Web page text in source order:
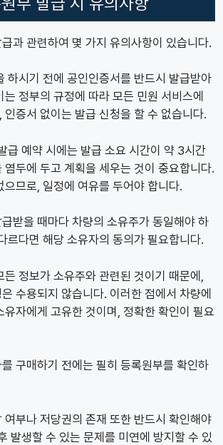
과 관련하여 몇 가지 유의사항이 있습니다.
하시기 전에 공인인증서를 반드시 발급받아
정부의 규정에 따라 모든 민원 서비스에
인증서 없이는 발급 신청을 할 수 없습니다.
급 예약 시에는 발급 소요 시간이 약 3시간
염두에 두고 계획을 세우는 것이 중요합니다.
으므로, 일정에 여유를 두어야 합니다.
받을 때마다 차량의 소유주가 동일해야 하
르다면 해당 소유자의 동의가 필요합니다.
정보가 소유주와 관련된 것이기 때문에,
수용되지 않습니다. 이러한 점에서 차량에
유자에게 고유한 것이며, 정확한 확인이 필요
구매하기 전에는 필히 등록원부를 확인하
여부나 저당권의 존재 또한 반드시 확인해야
발생할 수 있는 문제를 미연에 방지할 수 있